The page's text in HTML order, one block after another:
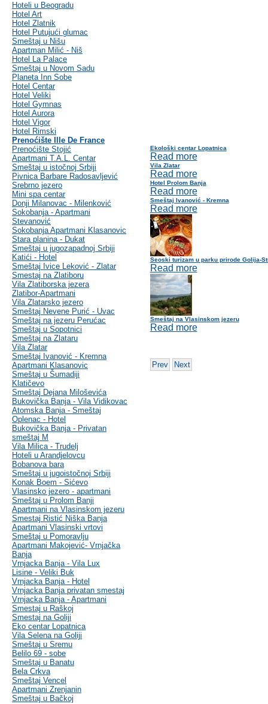
Hoteli u Beogradu
Hotel Art
Hotel Zlatnik
Hotel Putujući glumac
Smeštaj u Nišu
Apartman Milić - Niš
Hotel La Palace
Smeštaj u Novom Sadu
Planeta Inn Sobe
Hotel Centar
Hotel Veliki
Hotel Gymnas
Hotel Aurora
Hotel Vigor
Hotel Rimski
Prenoćište Ille De France
Prenoćište Stojić
Apartmani T.A.L. Centar
Smeštaj u istočnoj Srbiji
Pivnica Barbare Radosavljević
Srebrno jezero
Mini spa centar
Donji Milanovac - Milenković
Sokobanja - Apartmani
Stevanović
Sokobanja Apartmani Klasanovic
Stara planina - Dukat
Smeštaj u jugozapadnoj Srbiji
Katići - Hotel
Smeštaj Ivice Leković - Zlatar
Smestaj na Zlatiboru
Vila Zlatiborska jezera
Zlatibor-Apartmani
Vila Zlatarsko jezero
Smeštaj Nevene Purić - Uvac
Smeštaj na jezeru Perućac
Smeštaj u Sopotnici
Smeštaj na Zlataru
Vila Zlatar
Smeštaj Ivanović - Kremna
Apartmani Klasanovic
Smeštaj u Šumadiji
Klatičevo
Smeštaj Dejana Miloševića
Bukovička Banja - Vila Vidikovac
Atomska Banja - Smeštaj
Oplenac - Hotel
Bukovička Banja - Privatan
smeštaj M
Vila Milica - Trudelj
Hoteli u Arandjelovcu
Bobanova bara
Smeštaj u jugoistočnoj Srbiji
Konak Boem - Sićevo
Vlasinsko jezero - apartmani
Smeštaj u Prolom Banji
Apartmani na Vlasinskom jezeru
Smestaj Ristić Niška Banja
Apartmani Vlasinski vrtovi
Smeštaj u Pomoravlju
Apartmani Makojević- Vrnjačka
Banja
Vrnjacka Banja - Vila Lux
Lisine - Veliki Buk
Vrnjacka Banja - Hotel
Vrnjacka Banja privatan smestaj
Vrnjacka Banja - Apartmani
Smestaj u Raškoj
Smestaj na Goliji
Eko centar Lopatnica
Vila Selena na Goliji
Smeštaj u Sremu
Belilo 69 - sobe
Smeštaj u Banatu
Bela Crkva
Smeštaj Vencel
Apartmani Zrenjanin
Smeštaj u Bačkoj
Ekološki centar Lopatnica
Read more
Vila Zlatar
Read more
Hotel Prolom Banja
Read more
Smeštaj Ivanović - Kremna
Read more
Seoski turizam u parku prirode Golija-
Read more
Smeštaj na Vlasinskom jezeru
Read more
Prev Next